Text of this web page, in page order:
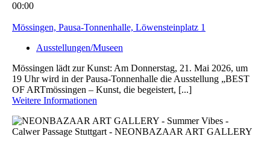
00:00
Mössingen, Pausa-Tonnenhalle, Löwensteinplatz 1
Ausstellungen/Museen
Mössingen lädt zur Kunst: Am Donnerstag, 21. Mai 2026, um
19 Uhr wird in der Pausa-Tonnenhalle die Ausstellung „BEST
OF ARTmössingen – Kunst, die begeistert, [...]
Weitere Informationen